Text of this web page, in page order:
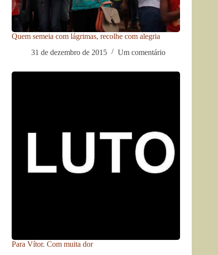
Quem semeia com lágrimas, recolhe com alegria
31 de dezembro de 2015
Um comentário
Para Vítor. Com muita dor